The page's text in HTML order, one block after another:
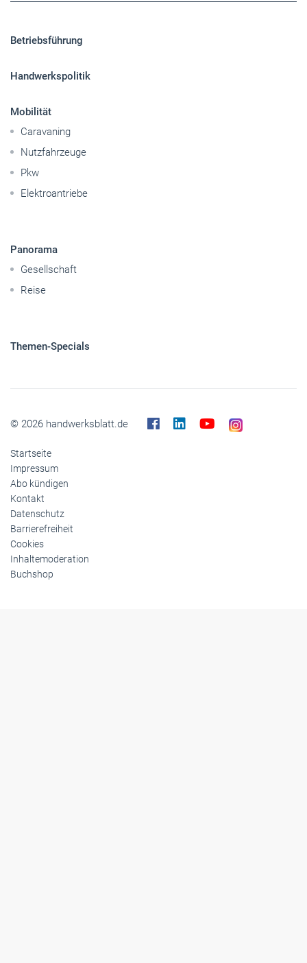
Betriebsführung
Handwerkspolitik
Mobilität
Caravaning
Nutzfahrzeuge
Pkw
Elektroantriebe
Panorama
Gesellschaft
Reise
Themen-Specials
© 2026 handwerksblatt.de
Startseite
Impressum
Abo kündigen
Kontakt
Datenschutz
Barrierefreiheit
Cookies
Inhaltemoderation
Buchshop